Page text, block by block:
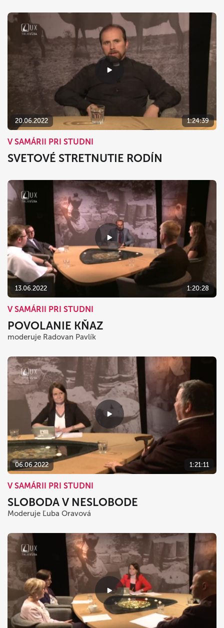
20.06.2022 1:24:39
V SAMÁRII PRI STUDNI
SVETOVÉ STRETNUTIE RODÍN
13.06.2022 1:20:28
V SAMÁRII PRI STUDNI
POVOLANIE KŇAZ
moderuje Radovan Pavlík
06.06.2022 1:21:11
V SAMÁRII PRI STUDNI
SLOBODA V NESLOBODE
Moderuje Ľuba Oravová